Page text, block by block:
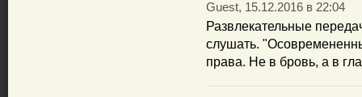
Guest, 15.12.2016 в 22:04
Развлекательные
слушать.
права. Не в бровь, а в